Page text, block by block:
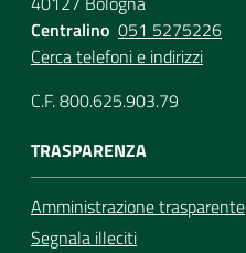
Centralino 051 5275226
Cerca telefoni e indirizzi
C.F. 800.625.903.79
TRASPARENZA
Amministrazione trasparente
Segnala illeciti